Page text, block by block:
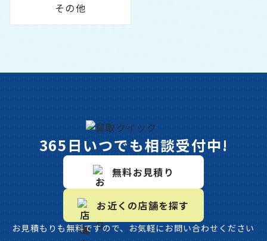
その他
365日いつでも相談受付中!
無料お見積り
お近くの店舗を探す
お見積もりも無料ですので、お気軽にお問い合わせください